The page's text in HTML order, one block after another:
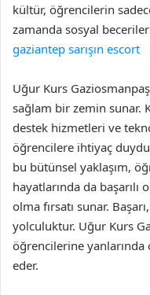
kültür, öğrencilerin
zamanda sosyal
gaziantep sarışın escort
Uğur Kurs
sağlam bir zemin sunar.
destek hizmetleri ve
öğrencilere ihtiyaç
bu bütünsel yaklaşım,
hayatlarında da
olma fırsatı sunar.
yolculuktur. Uğur Kurs
öğrencilerine
eder.